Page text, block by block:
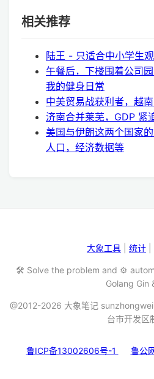
相关推荐
陆王 - 只适合中小学生
午餐后，下楼围着公司
我的健身日常
中美贸易战获利者，越
济南合并莱芜，GDP 紧
美国与伊朗这两个国家
人口，经济数据等
大象工具 统计
🛠️ Solve the problem and ⚙️
Golang Gin
@2012-2026 大象笔记
台市开发区
鲁ICP备13002606号-1 鲁公